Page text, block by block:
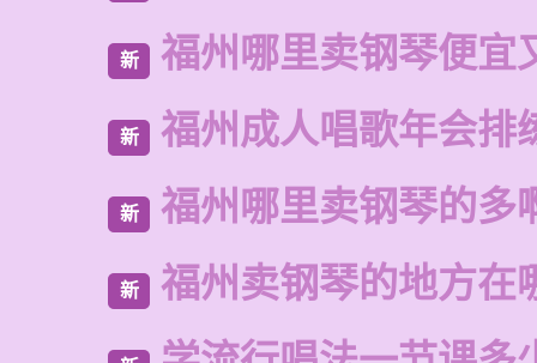
新 福州哪里卖钢琴便宜
新 福州成人唱歌年会排
新 福州哪里卖钢琴的多
新 福州卖钢琴的地方在